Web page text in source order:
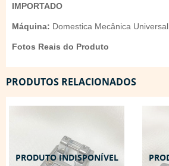
IMPORTADO
Máquina: Domestica Mecânica Universal
Fotos Reais do Produto
PRODUTOS RELACIONADOS